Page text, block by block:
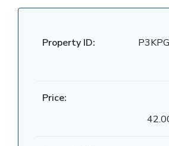
Property ID:
Price: